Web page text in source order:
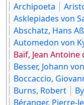
Archipoeta
Asklepiades von
Abschatz, Hans
Automedon von
Baïf, Jean Antoine
Besser, Johann von
Boccaccio,
Burns, Robert
Béranger, Pierre-